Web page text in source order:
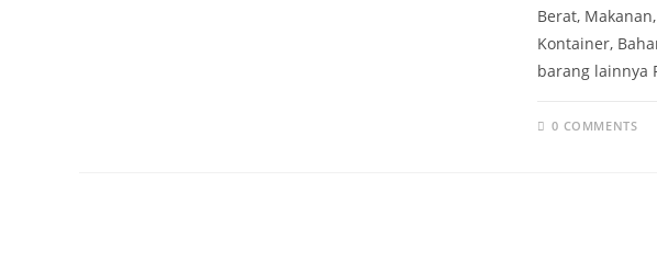
Berat,
Kontainer,
barang lainnya
0 COMMENTS